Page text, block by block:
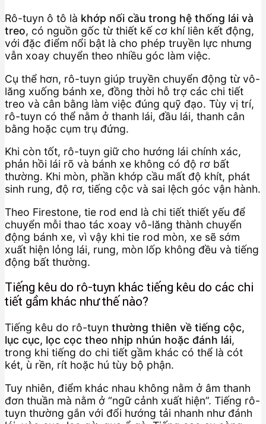
Rô-tuyn ô tô là khớp nối cầu trong hệ thống lái và
treo, có nguồn gốc từ thiết kế cơ khí liên kết động,
với đặc điểm nổi bật là cho phép truyền lực nhưng
vẫn xoay chuyển theo nhiều góc làm việc.
Cụ thể hơn, rô-tuyn giúp truyền chuyển động từ vô-
lăng xuống bánh xe, đồng thời hỗ trợ các chi tiết
treo và cân bằng làm việc đúng quỹ đạo. Tùy vị trí,
rô-tuyn có thể nằm ở thanh lái, đầu lái, thanh cân
bằng hoặc cụm trụ đứng.
Khi còn tốt, rô-tuyn giữ cho hướng lái chính xác,
phản hồi lái rõ và bánh xe không có độ rơ bất
thường. Khi mòn, phần khớp cầu mất độ khít, phát
sinh rung, độ rơ, tiếng cộc và sai lệch góc vận hành.
Theo Firestone, tie rod end là chi tiết thiết yếu để
chuyển mỗi thao tác xoay vô-lăng thành chuyển
động bánh xe, vì vậy khi tie rod mòn, xe sẽ sớm
xuất hiện lỏng lái, rung, mòn lốp không đều và tiếng
động bất thường.
Tiếng kêu do rô-tuyn khác tiếng kêu do các chi
tiết gầm khác như thế nào?
Tiếng kêu do rô-tuyn thường thiên về tiếng cộc,
lục cục, lọc cọc theo nhịp nhún hoặc đánh lái,
trong khi tiếng do chi tiết gầm khác có thể là cót
két, ù rền, rít hoặc hú tùy bộ phận.
Tuy nhiên, điểm khác nhau không nằm ở âm thanh
đơn thuần mà nằm ở “ngữ cảnh xuất hiện”. Tiếng rô-
tuyn thường gắn với đổi hướng tải nhanh như đánh